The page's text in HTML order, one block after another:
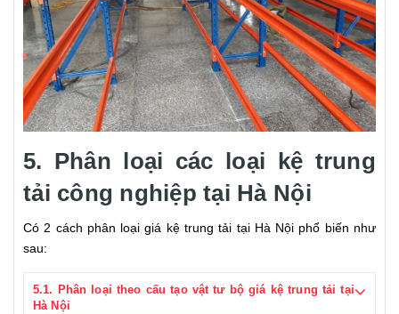
5. Phân loại các loại kệ trung
tải công nghiệp tại Hà Nội
Có 2 cách phân loại giá kệ trung tải tại Hà Nội phổ biến như
sau:
5.1. Phân loại theo cấu tạo vật tư bộ giá kệ trung tải tại
Hà Nội